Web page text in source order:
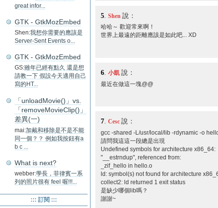
5 Shen 說：
哈哈～ 歡迎常來啊！
世界上最遠的距離應該是如此吧... XD
6 小凱 說：
最近在做這一塊@@
7 Cesc 說：
gcc -shared -L/usr/local/lib -rdynamic -o
請問我這這一段總是出現
Undefined symbols for architecture x86_64:
"__estrndup", referenced from:
_zif_hello in hello.o
ld: symbol(s) not found for architecture
collect2: ld returned 1 exit status
是缺少哪個lib嗎？
謝謝~
great infor...
GTK - GtkMozEmbed
Shen:我想你需要的應該是
Server-Sent Events o...
GTK - GtkMozEmbed
GS:雖年已經有點久 還是想
請教一下 假設今天適用自己
寫的HT...
「unloadMovie()」vs.
「removeMovieClip()」
差異(一)
mai:加戴和移除是不是不能
同一個？？ 例如我按鈕有a
b c ...
What is next?
webber:學長，菲律賓一系
列的照片很有 feel 喔!!!...
::: 訂閱 :::